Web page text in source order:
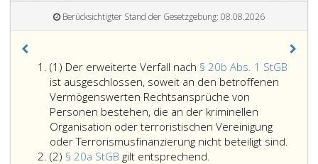
Berücksichtigter Stand der Gesetzgebung: 08.08.2026
(Absatz
eins
1) Der erweiterte Verfall nach § 20b Abs. 1 StGB
ist ausgeschlossen, soweit an den betroffenen
Vermögenswerten Rechtsansprüche von
Personen bestehen, die an der kriminellen
Organisation oder terroristischen Vereinigung
oder Terrorismusfinanzierung nicht beteiligt sind.
(2Absatz
) § 20a StGB gilt entsprechend.